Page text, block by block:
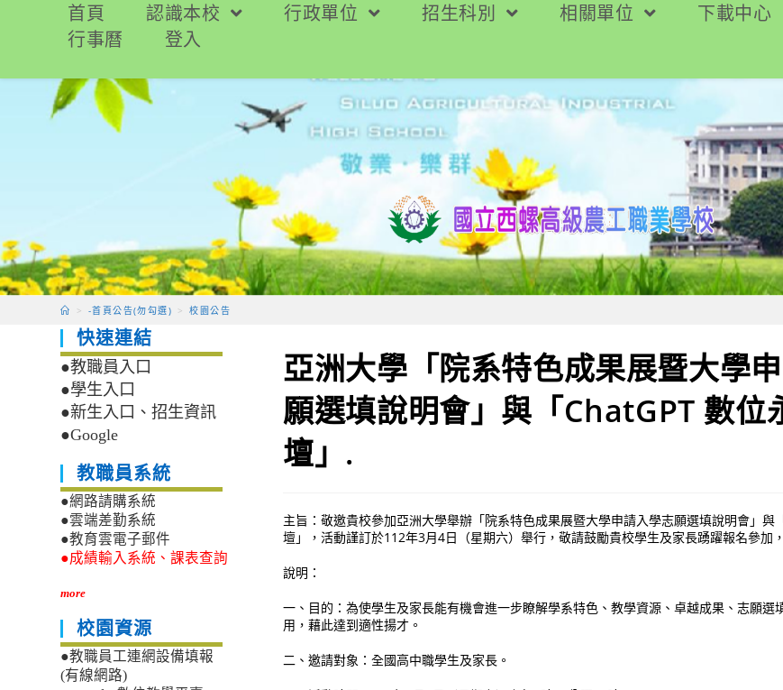
要
首頁 認識本校 行政單位 招生科別 相關單位 下載中心
行事曆
登入
> -首頁公告(勿勾選) > 校園公告
亞洲大學「院系特色成果展暨大學
願選填說明會」與「ChatGPT 數位
壇」.
主旨：敬邀貴校參加亞洲大學舉辦「院系特色成果展暨大學申請入學志願選填說明會」與
壇」，活動謹訂於112年3月4日（星期六）舉行，敬請鼓勵貴校學生及家長踴躍報名參加
說明：
一、目的：為使學生及家長能有機會進一步瞭解學系特色、教學資源、卓越成果、志願選
用，藉此達到適性揚才。
二、邀請對象：全國高中職學生及家長。
快速連結
●教職員入口
●學生入口
●新生入口、招生資訊
●Google
教職員系統
●網路請購系統
●雲端差勤系統
●教育雲電子郵件
●成績輸入系統、課表查詢
more
校園資源
●教職員工連網設備填報
(有線網路)